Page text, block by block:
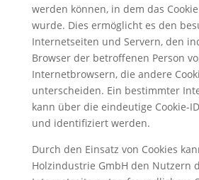
werden können, in dem das
wurde. Dies ermöglicht es den
Internetseiten und Servern, den
Browser der betroffenen Person
Internetbrowsern, die andere
unterscheiden. Ein bestimmter
kann über die eindeutige Cookie-
und identifiziert werden.
Durch den Einsatz von Cookies
Holzindustrie GmbH den Nutzern